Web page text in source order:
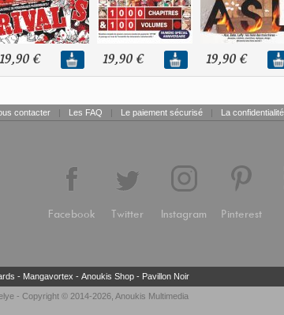
19,90 € 19,90 € 19,90 €
contacter | Les FAQ | Le paiement sécurisé | La confidentialité
Facebook Twitter Instagram Pinterest
- Mangavortex - Anoukis Shop- Pavillon Noir
- Copyright © 2014-2026, Anoukis Multimedia